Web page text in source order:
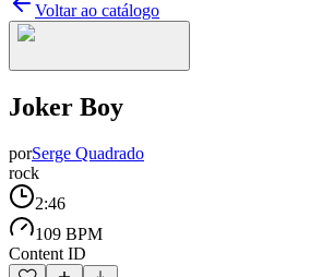
Voltar ao catálogo
Joker Boy
porSerge Quadrado
rock
2:46
109 BPM
Content ID